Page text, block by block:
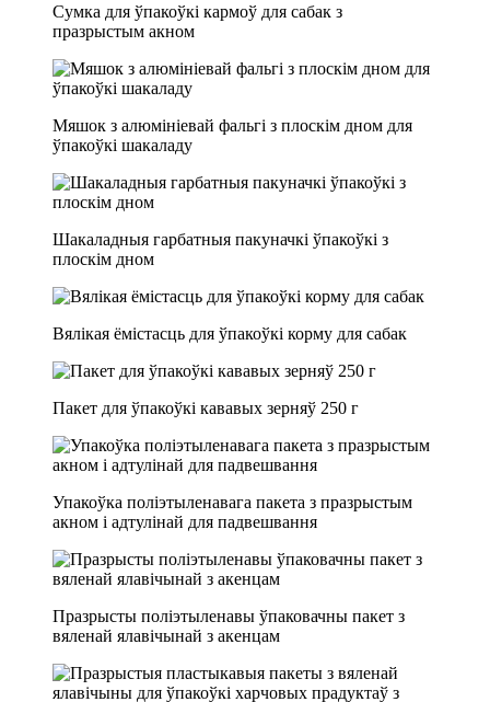
Сумка для ўпакоўкі кармоў для сабак з
празрыстым акном
Мяшок з алюмініевай фальгі з плоскім дном для
ўпакоўкі шакаладу
Шакаладныя гарбатныя пакуначкі ўпакоўкі з
плоскім дном
Вялікая ёмістасць для ўпакоўкі корму для сабак
Пакет для ўпакоўкі кававых зерняў 250 г
Упакоўка поліэтыленавага пакета з празрыстым
акном і адтулінай для падвешвання
Празрысты поліэтыленавы ўпаковачны пакет з
вяленай ялавічынай з акенцам